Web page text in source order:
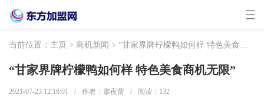
当前位置： 主页 > 商机新闻 > “甘家界牌柠檬鸭如何样 特色美食商机无限”
“甘家界牌柠檬鸭如何样 特色美食商机无限”
2021-07-23 12:18:01 / 作者：廖夜蕾 / 阅读： 132